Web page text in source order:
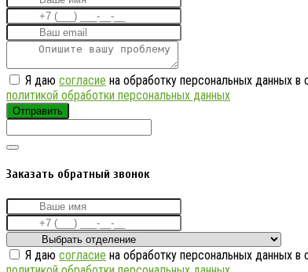
Я даю согласие на обработку персональных данных в
политикой обработки персональных данных
Отправить
Заказать обратный звонок
Я даю согласие на обработку персональных данных в